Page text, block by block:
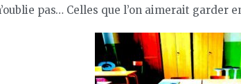
pas… Celles que l’on aimerait garder